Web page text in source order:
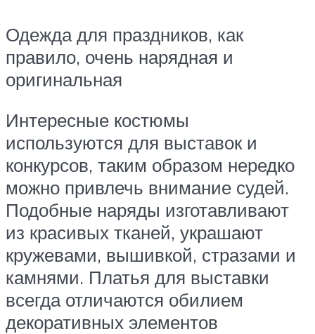
Одежда для праздников, как
правило, очень нарядная и
оригинальная
Интересные костюмы
используются для выставок и
конкурсов, таким образом нередко
можно привлечь внимание судей.
Подобные наряды изготавливают
из красивых тканей, украшают
кружевами, вышивкой, стразами и
камнями. Платья для выставки
всегда отличаются обилием
декоративных элементов